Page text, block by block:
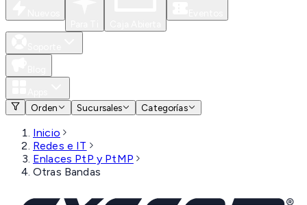
Orden
Sucursales Categorías
Inicio
Redes e IT
Enlaces PtP y PtMP
Otras Bandas